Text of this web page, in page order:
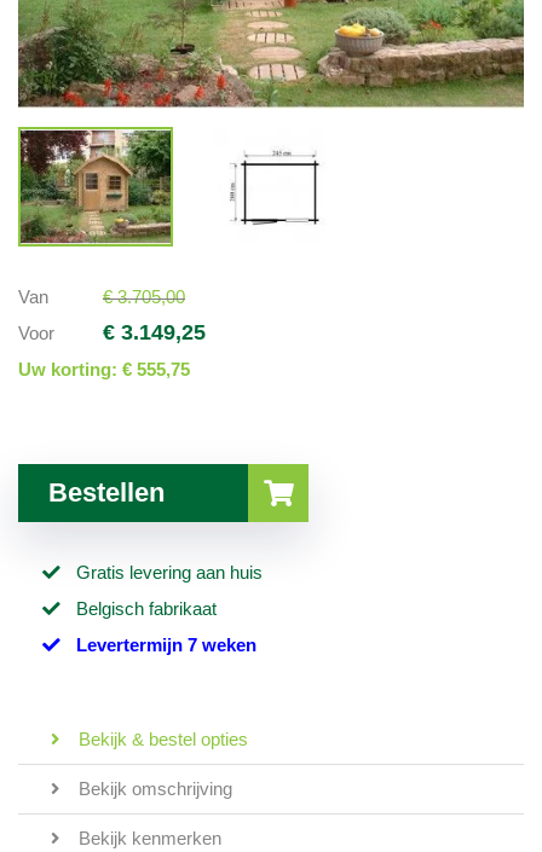
Van
€ 3.705,00
Voor
€ 3.149,25
Uw korting: € 555,75
Bestellen
Gratis levering aan huis
Belgisch fabrikaat
Levertermijn 7 weken
Bekijk & bestel opties
Bekijk omschrijving
Bekijk kenmerken